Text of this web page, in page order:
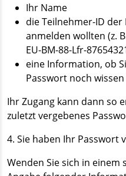
Ihr Name
die Teilnehmer-ID
anmelden wollten (z.
EU-BM-88-Lfr-
eine Information, ob
Passwort noch wissen
Ihr Zugang kann dann so
zuletzt vergebenes
4. Sie haben Ihr Passwort
Wenden Sie sich in